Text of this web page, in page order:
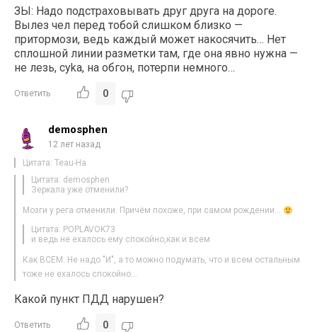
ЗЫ: Надо подстраховывать друг друга на дороге.
Вылез чел перед тобой слишком близко —
притормози, ведь каждый может накосячить… Нет
сплошной линии разметки там, где она явно нужна —
не лезь, суka, на обгон, потерпи немного…
Ответить 0
demosphen
12 лет назад
Цитата: Teau-Ha
Цитата: demosphen
Зеркала уже отменили?
Мозги у рега отменили. Причём похоже, при самом рождении…
Цитата: POPLAVOK73
и ведь не ехалось ему спокойно,как и всем
Как ВСЕМ. Не надо "И", а то можно подумать, что и всем остальным
тоже не ехалось спокойно…
Какой пункт ПДД нарушен?
Ответить 0